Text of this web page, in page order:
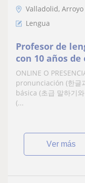
Valladolid, Arroyo
Lengua
Profesor de
con 10 años
de Salamanca)
ONLINE O
pronunciación (한글
básica (초급 말하기
(...
ver más